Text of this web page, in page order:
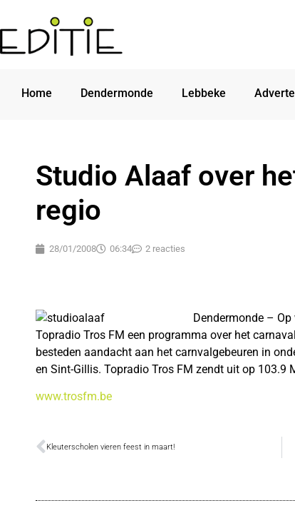
Home Dendermonde Lebbeke
Studio Alaaf over
regio
28/01/2008 06:34 2 reacties
Dendermonde –
Topradio Tros FM een programma over het
besteden aandacht aan het carnvalgebeuren in
en Sint-Gillis. Topradio Tros FM zendt uit op 103.9
www.trosfm.be
Kleuterscholen vieren feest in maart!